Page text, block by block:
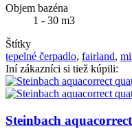
Objem bazéna
1 - 30 m3
Štítky
tepelné čerpadlo, fairland,
Iní zákazníci si tiež kúpili:
Steinbach